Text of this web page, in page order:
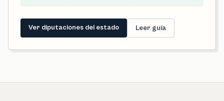
Ver diputaciones del estado Leer guía